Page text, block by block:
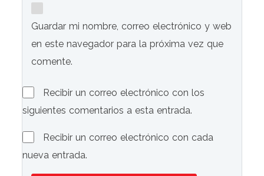
Guardar mi nombre, correo electrónico y web
en este navegador para la próxima vez que
comente.
Recibir un correo electrónico con los
siguientes comentarios a esta entrada.
Recibir un correo electrónico con cada
nueva entrada.